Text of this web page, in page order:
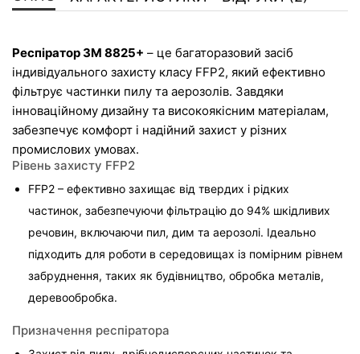
Респіратор 3M 8825+ – це багаторазовий засіб
індивідуального захисту класу FFP2, який ефективно
фільтрує частинки пилу та аерозолів. Завдяки
інноваційному дизайну та високоякісним матеріалам,
забезпечує комфорт і надійний захист у різних
промислових умовах.
Рівень захисту FFP2
FFP2 – ефективно захищає від твердих і рідких
частинок, забезпечуючи фільтрацію до 94% шкідливих
речовин, включаючи пил, дим та аерозолі. Ідеально
підходить для роботи в середовищах із помірним рівнем
забруднення, таких як будівництво, обробка металів,
деревообробка.
Призначення респіратора